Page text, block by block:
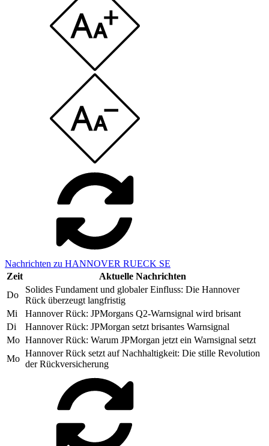
Nachrichten zu HANNOVER RUECK SE
Zeit
Aktuelle Nachrichten
Do
Solides Fundament und globaler Einfluss: Die Hannover
Rück überzeugt langfristig
Mi
Hannover Rück: JPMorgans Q2-Warnsignal wird brisant
Di
Hannover Rück: JPMorgan setzt brisantes Warnsignal
Mo Hannover Rück: Warum JPMorgan jetzt ein Warnsignal setzt
Mo
Hannover Rück setzt auf Nachhaltigkeit: Die stille Revolution
der Rückversicherung